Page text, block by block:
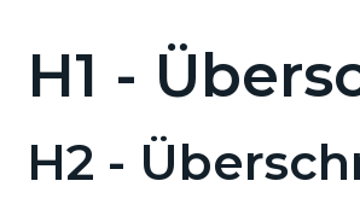
H1 -
H2 -